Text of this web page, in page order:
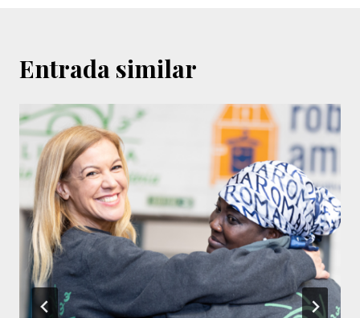
Entrada similar